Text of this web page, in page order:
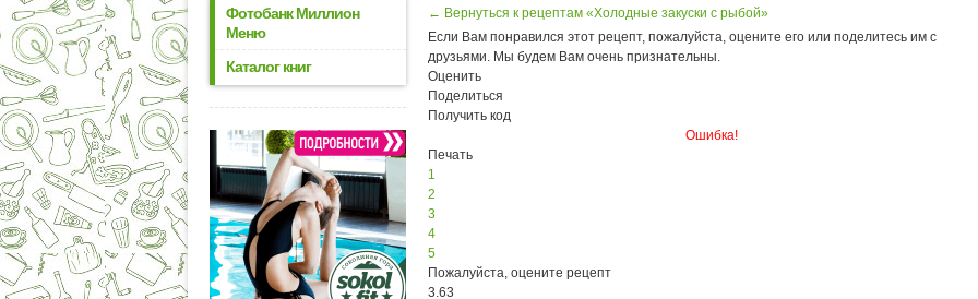
Фотобанк Миллион
Меню
Каталог книг
← Вернуться к рецептам «Холодные закуски с рыбой»
Если Вам понравился этот рецепт, пожалуйста, оцените его или поделитесь им с
друзьями. Мы будем Вам очень признательны.
Оценить
Поделиться
Получить код
Ошибка!
Печать
1
2
3
4
5
Пожалуйста, оцените рецепт
3.63